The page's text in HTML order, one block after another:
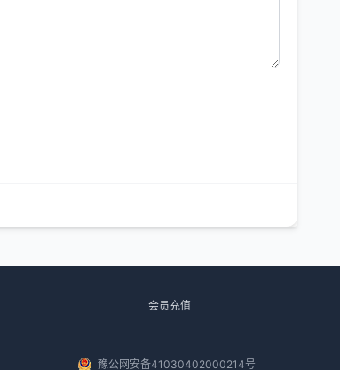
会员充值
豫公网安备41030402000214号